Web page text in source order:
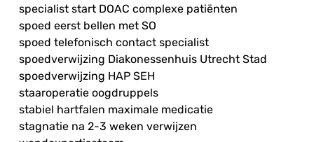
specialist start DOAC complexe patiënten
spoed eerst bellen met SO
spoed telefonisch contact specialist
spoedverwijzing Diakonessenhuis Utrecht Stad
spoedverwijzing HAP SEH
staaroperatie oogdruppels
stabiel hartfalen maximale medicatie
stagnatie na 2-3 weken verwijzen